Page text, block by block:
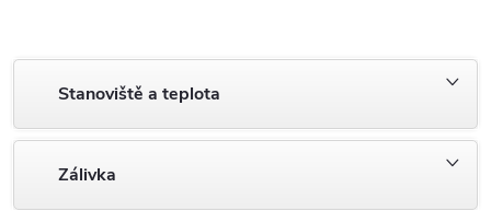
Stanoviště a teplota
Zálivka